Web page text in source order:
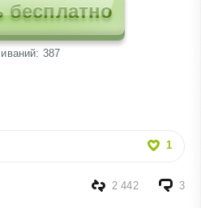
бесплатно
387
1
3
2 442